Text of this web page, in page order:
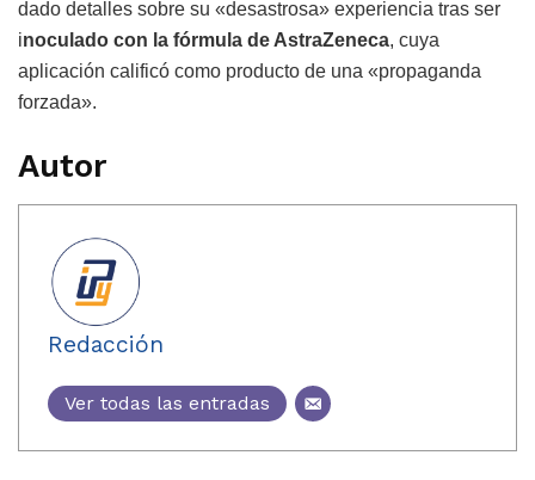
dado detalles sobre su «desastrosa» experiencia tras ser
inoculado con la fórmula de AstraZeneca, cuya
aplicación calificó como producto de una «propaganda
forzada».
Autor
Redacción
Ver todas las entradas